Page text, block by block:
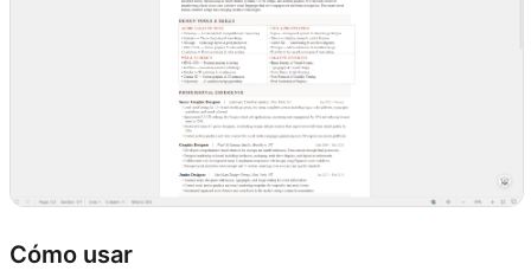
Cómo usar